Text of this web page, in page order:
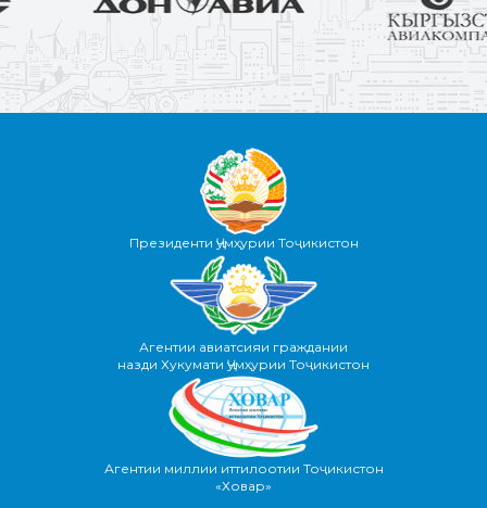
Президенти Ҷумҳурии Тоҷикистон
Агентии авиатсияи граждании
назди Хукумати Ҷумҳурии Тоҷикистон
Агентии миллии иттилоотии Тоҷикистон
«Ховар»